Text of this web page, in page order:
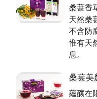
桑葚香
天然桑
不含防
惟有天
息。
桑葚美
蘊釀在